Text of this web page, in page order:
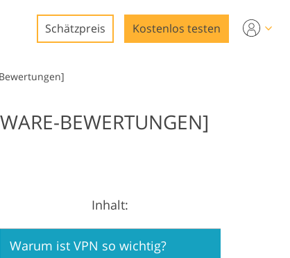
Schätzpreis Kostenlos testen
BEWERTUNGEN]
Inhalt:
Warum ist VPN so wichtig?